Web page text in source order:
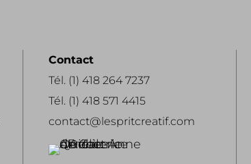
Contact
Tél. (1) 418 264 7237
Tél. (1) 418 571 4415
contact@lespritcreatif.com